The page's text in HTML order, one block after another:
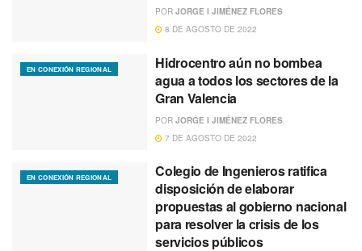
POR JORGE I JIMÉNEZ FLORES
8 DE AGOSTO DE 2022
EN CONEXIÓN REGIONAL
Hidrocentro aún no bombea
agua a todos los sectores de la
Gran Valencia
POR JORGE I JIMÉNEZ FLORES
7 DE AGOSTO DE 2022
EN CONEXIÓN REGIONAL
Colegio de Ingenieros ratifica
disposición de elaborar
propuestas al gobierno nacional
para resolver la crisis de los
servicios públicos